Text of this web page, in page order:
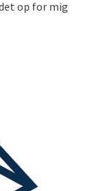
op for mig